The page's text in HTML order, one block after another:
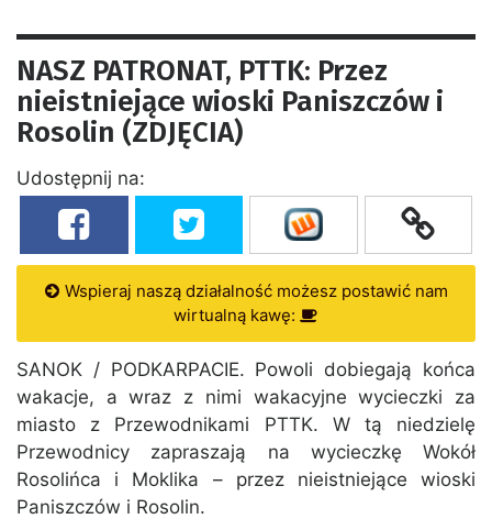
NASZ PATRONAT, PTTK: Przez
nieistniejące wioski Paniszczów i
Rosolin (ZDJĘCIA)
Udostępnij na:
Wspieraj naszą działalność możesz postawić nam
wirtualną kawę:
SANOK / PODKARPACIE. Powoli dobiegają końca
wakacje, a wraz z nimi wakacyjne wycieczki za
miasto z Przewodnikami PTTK. W tą niedzielę
Przewodnicy zapraszają na wycieczkę Wokół
Rosolińca i Moklika – przez nieistniejące wioski
Paniszczów i Rosolin.